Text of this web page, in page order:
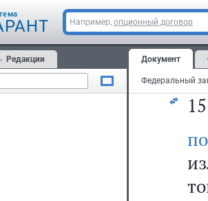
Например, опционный договор
Редакции Документ